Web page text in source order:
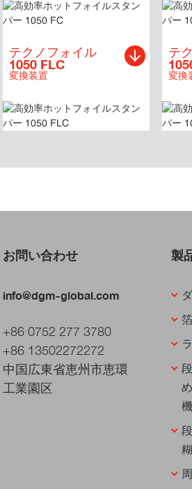
テクノフォイル
1050 FLC
変換装置
テ
変換
お問い合わせ
info@dgm-global.com
+86 0752 277 3780
+86 13502272272
中国広東省恵州市恵環
工業園区
製
機